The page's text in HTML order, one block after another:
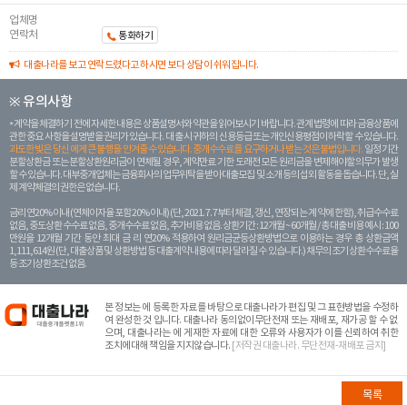
업체명
연락처
통화하기
대출나라를 보고 연락드렸다고 하시면 보다 상담이 쉬워집니다.
※ 유의사항
계약을 체결하기 전에 자세한 내용은 상품설명서와 약관을 읽어보시기 바랍니다. 관계 법령에 따라 금융상품에
관한 중요 사항을 설명받을 권리가 있습니다. 대 출 시 귀하의 신용등급 또는 개인신용평점이 하락할 수 있습니다.
과도한 빚은 당신 에게 큰 불행을 안겨줄 수 있습니다. 중개수수료를 요구하거나 받는 것은 불법입니다. 일정 기간
분할상환금 또는 분할상환원리금이 연체될 경우, 계약만료 기한 도래전 모든 원리금을 변제해야할 의무가 발생
할 수 있습니다. 대부중개업체는 금융회사의 업무위탁을 받아 대출모집 및 소개 등의 섭외 활동을 돕습니다. 단, 실
제 계약체결의 권한은 없습니다.
금리 연20% 이내 (연체이자율 포함 20% 이내) (단, 2021. 7. 7부터 체결, 갱신, 연장되는 계 약에 한함), 취급수수료
없음, 중도상환 수수료 없음, 중개수수료 없음, 추가비용 없음. 상환기간 : 12개월 ~ 60개월 / 총 대출 비용 예시 : 100
만원을 12개월 기간 동안 최대 금 리 연20% 적용하여 원리금균등상환방법으로 이용하는 경우 총 상환금액
1,111,614원 (단, 대출상품 및 상환방법 등 대출계약 내용에 따라 달라질 수 있습니다.) 채무의 조기 상환수수료율
등 조기상환조건 없음.
본 정보는에 등록한 자료를 바탕으로 대출나라가 편집 및 그 표현방법을 수정하
여 완성한 것 입니다. 대출나라 동의없이무단전재 또는 재배포, 재가공 할 수 없
으며, 대출나라는 에 게재한 자료에 대한 오류와 사용자가 이를 신뢰하여 취한
조치에대해 책임을 지지않습니다. [저작권 대출나라. 무단전재-재배포 금지]
목록